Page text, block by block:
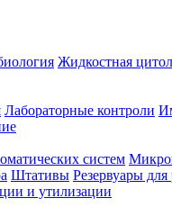
Жидкостная
Лабораторные контроли
систем
Штативы Резервуары для
и утилизации